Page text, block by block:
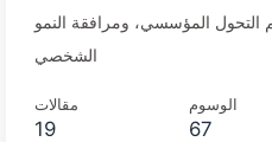
التحول المؤسسي، ومرافقة النمو
الشخصي
مقالات
19
الوسوم
67